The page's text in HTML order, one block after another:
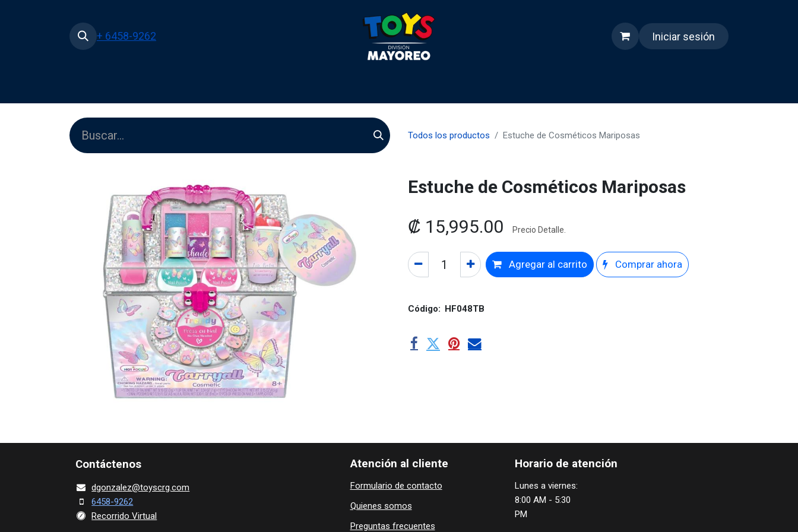
+ 6458-9262 Iniciar sesión
Todos los productos Estuche de Cosméticos Mariposas
Estuche de Cosméticos Mariposas
₡ 15,995.00 Precio Detalle.
Agregar al carrito Comprar ahora
Código: HF048TB
Contácte​nos
dgonza​lez@toy​scrg.c​o​m
6458-9262
Recorrido Virtual
Horario de atención
Lunes a viernes:
8:00 AM - 5:30
PM
Atención al cliente
Formulario de contacto
Quienes ​som​​​os
Preguntas frecuentes